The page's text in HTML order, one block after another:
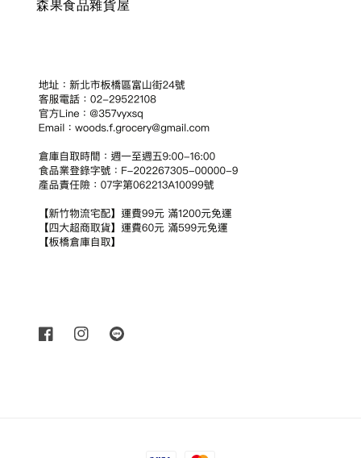
森果食品雜貨屋